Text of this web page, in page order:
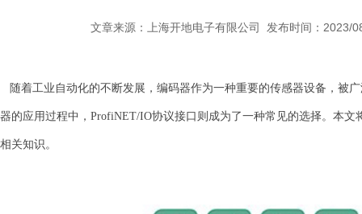
文章来源：上海开地电子有限公司 发布时间：
随着工业自动化的不断发展，编码器作为一种重要的传感器设备，被
器的应用过程中，ProfiNET/IO协议接口则成为了一种常见的选择。本文
相关知识。